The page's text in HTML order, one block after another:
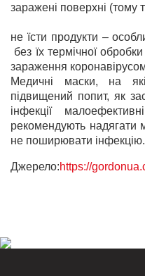
заражені поверхні (тому
не їсти продукти –
без їх термічної
зараження
Медичні маски, на які
підвищений попит, як
інфекції
рекомендують надягати
не поширювати інфекцію.
Джерело:https://